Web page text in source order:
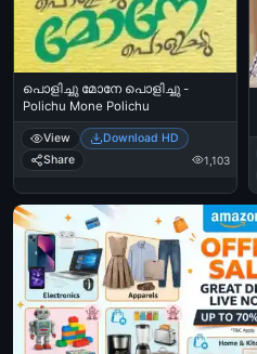
പൊളിച്ചു മോനേ പൊളിച്ചു -
Polichu Mone Polichu
View
Download HD
Share
1,103